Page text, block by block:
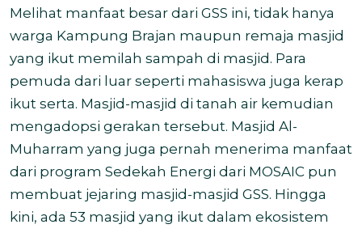
Melihat manfaat besar dari GSS ini, tidak hanya
warga Kampung Brajan maupun remaja masjid
yang ikut memilah sampah di masjid. Para
pemuda dari luar seperti mahasiswa juga kerap
ikut serta. Masjid-masjid di tanah air kemudian
mengadopsi gerakan tersebut. Masjid Al-
Muharram yang juga pernah menerima manfaat
dari program Sedekah Energi dari MOSAIC pun
membuat jejaring masjid-masjid GSS. Hingga
kini, ada 53 masjid yang ikut dalam ekosistem